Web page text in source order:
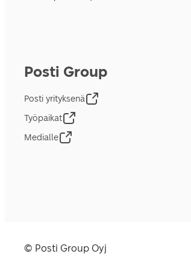
Posti Group
Posti yrityksenä
Työpaikat
Medialle
© Posti Group Oyj